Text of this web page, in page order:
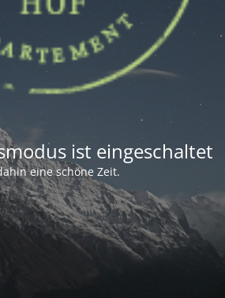
ist eingeschaltet
eine schöne Zeit.